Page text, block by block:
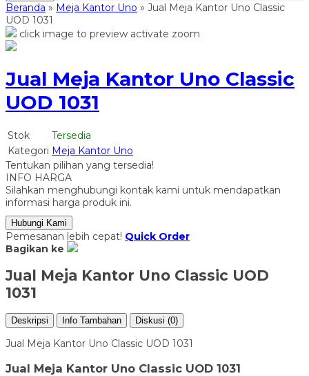
Beranda » Meja Kantor Uno » Jual Meja Kantor Uno Classic
UOD 1031
click image to preview activate zoom
Jual Meja Kantor Uno Classic
UOD 1031
Stok
Tersedia
Kategori Meja Kantor Uno
Tentukan pilihan yang tersedia!
INFO HARGA
Silahkan menghubungi kontak kami untuk mendapatkan
informasi harga produk ini.
Hubungi Kami
Pemesanan lebih cepat! Quick Order
Bagikan ke
Jual Meja Kantor Uno Classic UOD
1031
Deskripsi Info Tambahan Diskusi (0)
Jual Meja Kantor Uno Classic UOD 1031
Jual Meja Kantor Uno Classic UOD 1031